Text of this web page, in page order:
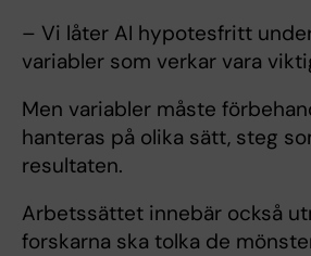
– Vi låter AI hypotesfritt
variabler som verkar vara
Men variabler måste
hanteras på olika sätt, steg
resultaten.
Arbetssättet innebär också
forskarna ska tolka de